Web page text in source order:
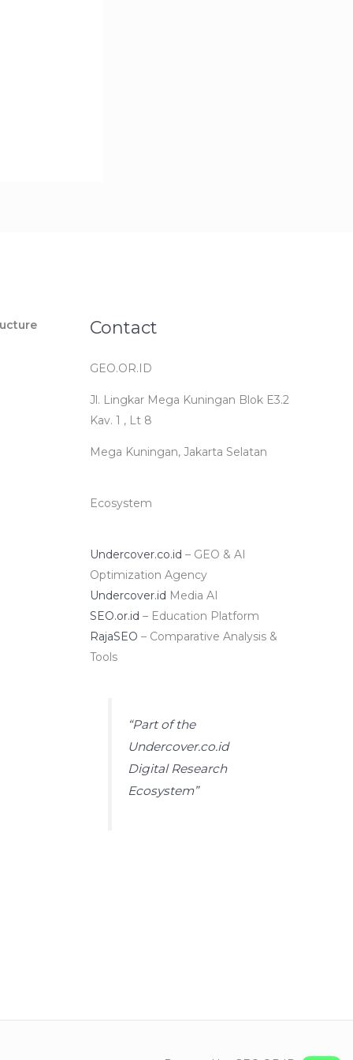
Contact
GEO.OR.ID
Jl. Lingkar Mega Kuningan Blok E3.2
Kav. 1 , Lt 8
Mega Kuningan, Jakarta Selatan
Ecosystem
Undercover.co.id – GEO & AI
Optimization Agency
Undercover.id Media AI
SEO.or.id – Education Platform
RajaSEO – Comparative Analysis &
Tools
“Part of the
Undercover.co.id
Digital Research
Ecosystem”